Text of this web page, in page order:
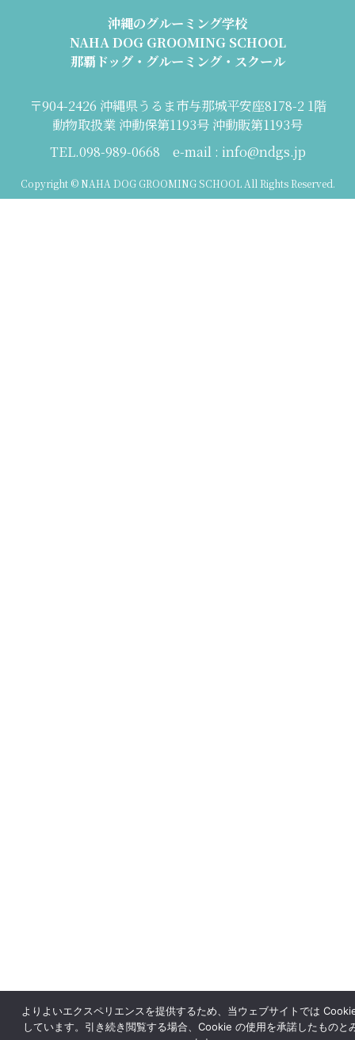
沖縄のグルーミング学校
NAHA DOG GROOMING SCHOOL
那覇ドッグ・グルーミング・スクール
〒904-2426 沖縄県うるま市与那城平安座8178-2 1階
動物取扱業 沖動保第1193号 沖動販第1193号
TEL.098-989-0668 e-mail : info@ndgs.jp
Copyright © NAHA DOG GROOMING SCHOOL All Rights Reserved.
よりよいエクスペリエンスを提供するため、当ウェブサイトでは
しています。引き続き閲覧する場合、Cookie の使用を承諾したものと